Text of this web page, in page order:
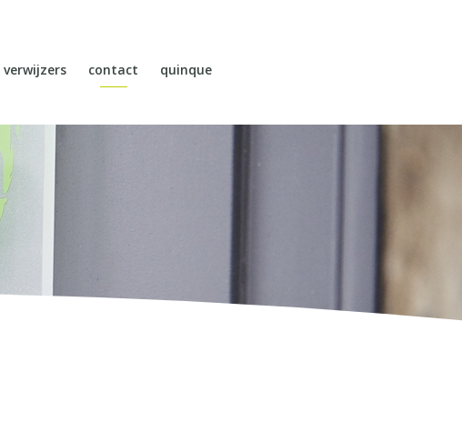
verwijzers contact quinque